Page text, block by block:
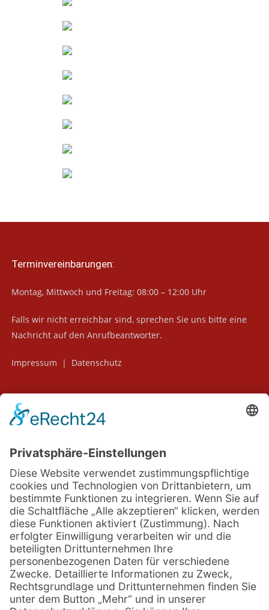
Terminvereinbarungen:
Montag, Mittwoch und Freitag: 08:00 – 12:00 Uhr
Falls wir nicht erreichbar sind, sprechen Sie uns bitte eine
Nachricht auf den Anrufbeantworter.
Impressum | Datenschutz
Spezialisierungen
Über uns
Kontakt
Praxis für Physiotherapie (zugelassen für alle Kassen)
Im Stühlinger 5, 79423 Heitersheim